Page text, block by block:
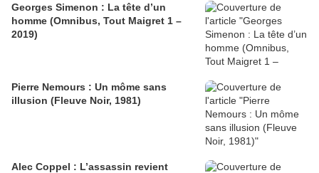
Georges Simenon : La tête d’un
homme (Omnibus, Tout Maigret 1 –
2019)
Pierre Nemours : Un môme sans
illusion (Fleuve Noir, 1981)
Alec Coppel : L’assassin revient